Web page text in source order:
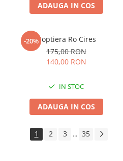
ADAUGA IN COS
-20%Noptiera Ro Cires
175,00 RON
140,00 RON
IN STOC
ADAUGA IN COS
1 2 3 ... 35